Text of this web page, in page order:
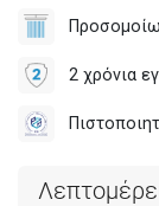
2 χρόνια